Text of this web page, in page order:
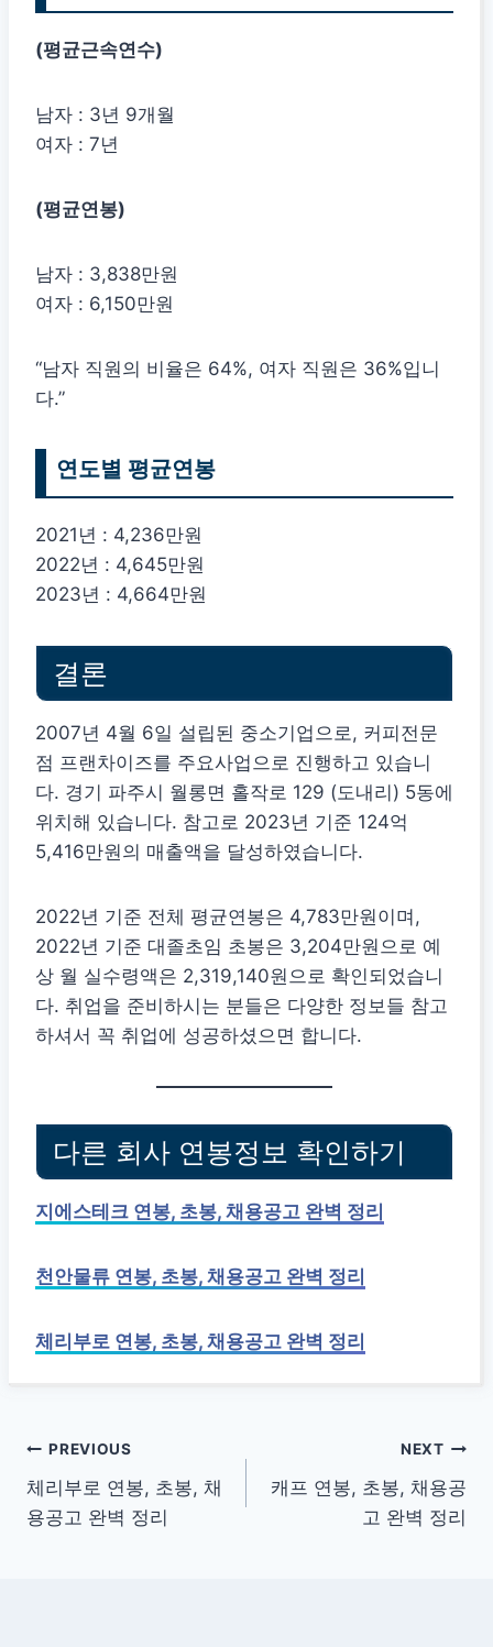
(평균근속연수)
남자 : 3년 9개월
여자 : 7년
(평균연봉)
남자 : 3,838만원
여자 : 6,150만원
“남자 직원의 비율은 64%, 여자 직원은 36%입니
다.”
연도별 평균연봉
2021년 : 4,236만원
2022년 : 4,645만원
2023년 : 4,664만원
결론
2007년 4월 6일 설립된 중소기업으로, 커피전문
점 프랜차이즈를 주요사업으로 진행하고 있습니
다. 경기 파주시 월롱면 홀작로 129 (도내리) 5동에
위치해 있습니다. 참고로 2023년 기준 124억
5,416만원의 매출액을 달성하였습니다.
2022년 기준 전체 평균연봉은 4,783만원이며,
2022년 기준 대졸초임 초봉은 3,204만원으로 예
상 월 실수령액은 2,319,140원으로 확인되었습니
다. 취업을 준비하시는 분들은 다양한 정보들 참고
하셔서 꼭 취업에 성공하셨으면 합니다.
다른 회사 연봉정보 확인하기
지에스테크 연봉, 초봉, 채용공고 완벽 정리
천안물류 연봉, 초봉, 채용공고 완벽 정리
체리부로 연봉, 초봉, 채용공고 완벽 정리
글
탐
PREVIOUS
체리부로 연봉, 초봉, 채
용공고 완벽 정리
NEXT
캐프 연봉, 초봉, 채용공
고 완벽 정리